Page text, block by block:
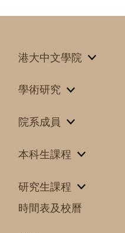
港大中文學院
學術研究
院系成員
本科生課程
研究生課程
時間表及校曆